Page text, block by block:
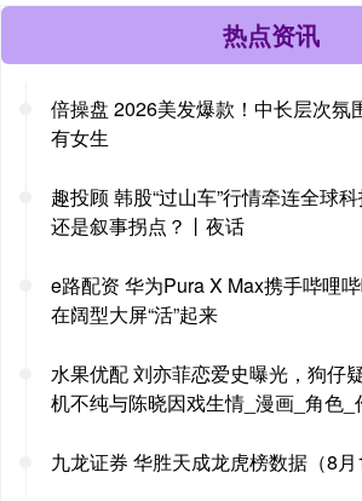
热点资讯
倍操盘 2026美发爆款！中长层次氛
有女生
趣投顾 韩股“过山车”行情牵连全球
还是叙事拐点？丨夜话
e路配资 华为Pura X Max携手哔哩
在阔型大屏“活”起来
水果优配 刘亦菲恋爱史曝光，狗仔
机不纯与陈晓因戏生情_漫画_角色_
九龙证券 华胜天成龙虎榜数据（8月